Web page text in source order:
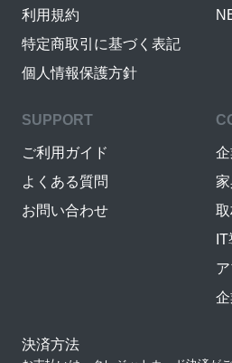
利用規約
特定商取引に基づく表記
個人情報保護方針
SUPPORT
ご利用ガイド
よくある質問
お問い合わせ
決済方法